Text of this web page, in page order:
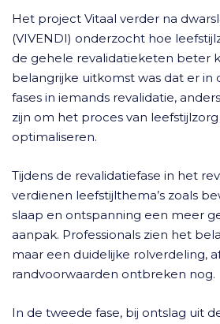
Het project Vitaal verder na
(VIVENDI) onderzocht hoe
de gehele revalidatieketen beter
belangrijke uitkomst was dat er in
fases in iemands revalidatie,
zijn om het proces van
optimaliseren.
Tijdens de revalidatiefase in het
verdienen leefstijlthema’s zoals
slaap en ontspanning een meer
aanpak. Professionals zien het
maar een duidelijke rolverdeling,
randvoorwaarden ontbreken nog.
In de tweede fase, bij ontslag uit